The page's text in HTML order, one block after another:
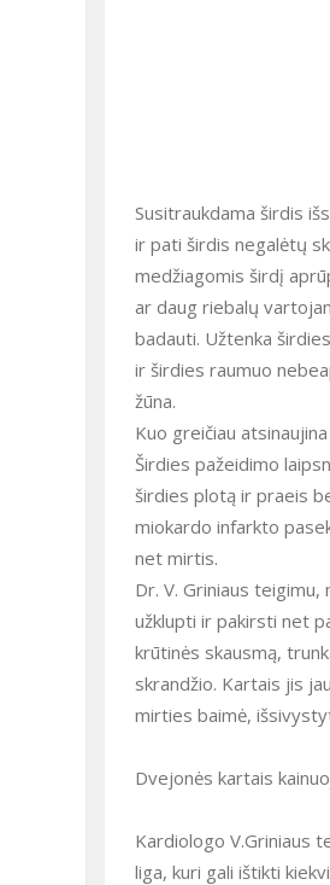
Susitraukdama širdis
ir pati širdis negalėtų
medžiagomis širdį
ar daug riebalų
badauti. Užtenka
ir širdies raumuo
žūna.
Kuo greičiau
Širdies pažeidimo
širdies plotą ir praeis
miokardo infarkto
net mirtis.
Dr. V. Griniaus
užklupti ir pakirsti net
krūtinės skausmą,
skrandžio. Kartais jis
mirties baimė,
Dvejonės kartais
Kardiologo V.Griniaus
liga, kuri gali ištikti